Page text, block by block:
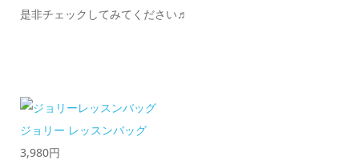
是非チェックしてみてください♬
ジョリー レッスンバッグ
3,980円